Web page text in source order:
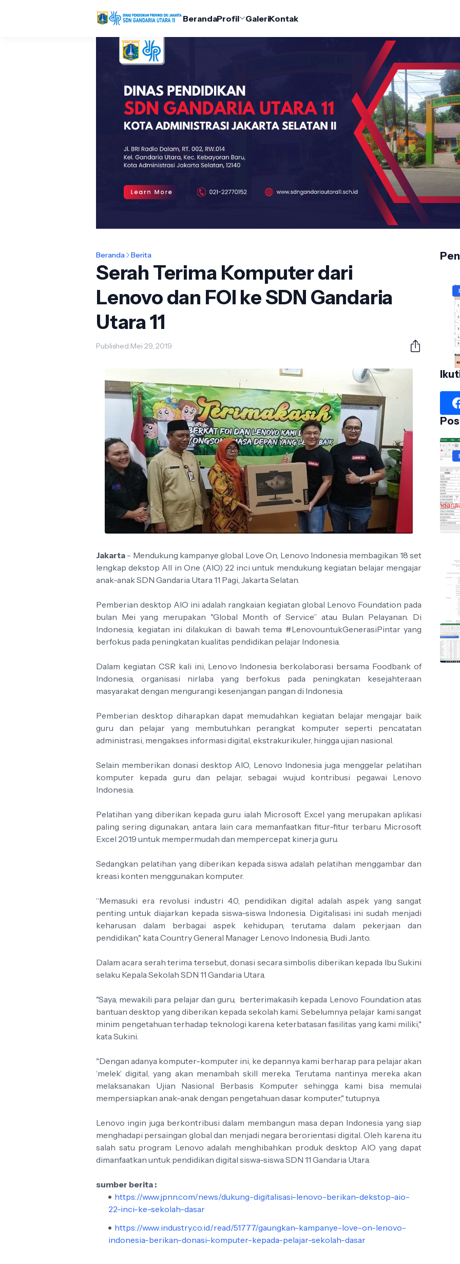
BerandaProfil GaleriKontak
Beranda Berita
Serah Terima Komputer dari
Lenovo dan FOI ke SDN Gandaria
Utara 11
Published:Mei 29, 2019
Jakarta - Mendukung kampanye global Love On, Lenovo Indonesia membagikan 18 set
lengkap dekstop All in One (AIO) 22 inci untuk mendukung kegiatan belajar mengajar
anak-anak SDN Gandaria Utara 11 Pagi, Jakarta Selatan.
Pemberian desktop AIO ini adalah rangkaian kegiatan global Lenovo Foundation pada
bulan Mei yang merupakan "Global Month of Service” atau Bulan Pelayanan. Di
Indonesia, kegiatan ini dilakukan di bawah tema #LenovountukGenerasiPintar yang
berfokus pada peningkatan kualitas pendidikan pelajar Indonesia.
Dalam kegiatan CSR kali ini, Lenovo Indonesia berkolaborasi bersama Foodbank of
Indonesia, organisasi nirlaba yang berfokus pada peningkatan kesejahteraan
masyarakat dengan mengurangi kesenjangan pangan di Indonesia.
Pemberian desktop diharapkan dapat memudahkan kegiatan belajar mengajar baik
guru dan pelajar yang membutuhkan perangkat komputer seperti pencatatan
administrasi, mengakses informasi digital, ekstrakurikuler, hingga ujian nasional.
Selain memberikan donasi desktop AIO, Lenovo Indonesia juga menggelar pelatihan
komputer kepada guru dan pelajar, sebagai wujud kontribusi pegawai Lenovo
Indonesia.
Pelatihan yang diberikan kepada guru ialah Microsoft Excel yang merupakan aplikasi
paling sering digunakan, antara lain cara memanfaatkan fitur-fitur terbaru Microsoft
Excel 2019 untuk mempermudah dan mempercepat kinerja guru.
Sedangkan pelatihan yang diberikan kepada siswa adalah pelatihan menggambar dan
kreasi konten menggunakan komputer.
“Memasuki era revolusi industri 4.0, pendidikan digital adalah aspek yang sangat
penting untuk diajarkan kepada siswa-siswa Indonesia. Digitalisasi ini sudah menjadi
keharusan dalam berbagai aspek kehidupan, terutama dalam pekerjaan dan
pendidikan," kata Country General Manager Lenovo Indonesia, Budi Janto.
Dalam acara serah terima tersebut, donasi secara simbolis diberikan kepada Ibu Sukini
selaku Kepala Sekolah SDN 11 Gandaria Utara.
"Saya, mewakili para pelajar dan guru, berterimakasih kepada Lenovo Foundation atas
bantuan desktop yang diberikan kepada sekolah kami. Sebelumnya pelajar kami sangat
minim pengetahuan terhadap teknologi karena keterbatasan fasilitas yang kami miliki,"
kata Sukini.
"Dengan adanya komputer-komputer ini, ke depannya kami berharap para pelajar akan
‘melek’ digital, yang akan menambah skill mereka. Terutama nantinya mereka akan
melaksanakan Ujian Nasional Berbasis Komputer sehingga kami bisa memulai
mempersiapkan anak-anak dengan pengetahuan dasar komputer," tutupnya.
Lenovo ingin juga berkontribusi dalam membangun masa depan Indonesia yang siap
menghadapi persaingan global dan menjadi negara berorientasi digital. Oleh karena itu
salah satu program Lenovo adalah menghibahkan produk desktop AIO yang dapat
dimanfaatkan untuk pendidikan digital siswa-siswa SDN 11 Gandaria Utara.
sumber berita :
https://www.jpnn.com/news/dukung-digitalisasi-lenovo-berikan-dekstop-aio-
22-inci-ke-sekolah-dasar
https://www.industry.co.id/read/51777/gaungkan-kampanye-love-on-lenovo-
indonesia-berikan-donasi-komputer-kepada-pelajar-sekolah-dasar